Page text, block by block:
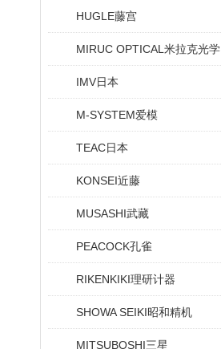
HUGLE藤宫
MIRUC OPTICAL米拉克光学
IMV日本
M-SYSTEM爱模
TEAC日本
KONSEI近藤
MUSASHI武藏
PEACOCK孔雀
RIKENKIKI理研计器
SHOWA SEIKI昭和精机
MITSUBOSHI三星